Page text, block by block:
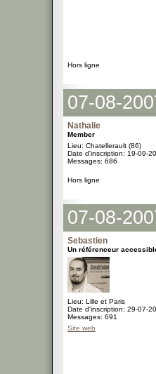
Hors ligne
07-08-
Nathalie
Member
Lieu: Chatellerault (86)
Date d'inscription: 19-09-
Messages: 686
Hors ligne
07-08-
Sebastien
Un référenceur
Lieu: Lille et Paris
Date d'inscription: 29-07-
Messages: 691
Site web